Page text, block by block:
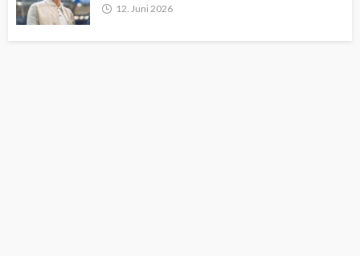
12. Juni 2026